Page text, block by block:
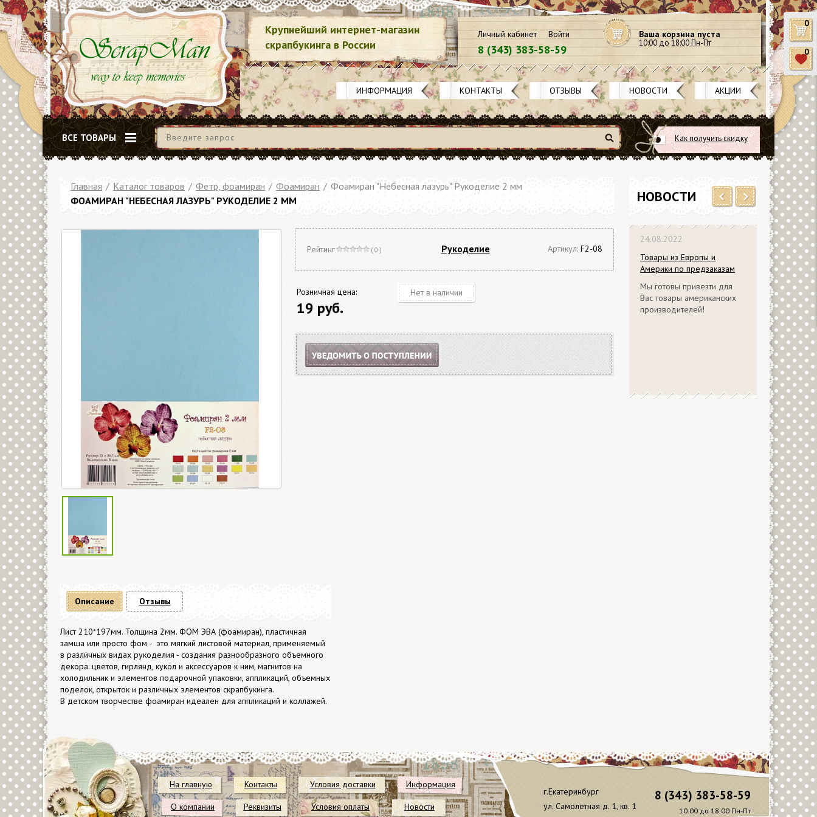
Ваша корзина пуста
10:00 до 18:00 Пн-Пт
Личный кабинет Войти
8 (343) 383-58-59
Крупнейший интернет-магазин
скрапбукинга в России
ИНФОРМАЦИЯ КОНТАКТЫ ОТЗЫВЫ НОВОСТИ АКЦИИ
Как получить скидку
Найти
ВСЕ ТОВАРЫ
НОВОСТИ
24.08.2022
Товары из Европы и
Америки по предзаказам
Мы готовы привезти для
Вас товары американских
производителей!
Главная / Каталог товаров / Фетр, фоамиран / Фоамиран / Фоамиран "Небесная лазурь" Рукоделие 2 мм
ФОАМИРАН "НЕБЕСНАЯ ЛАЗУРЬ" РУКОДЕЛИЕ 2 ММ
Рукоделие
Рейтинг ( 0 ) Артикул: F2-08
Розничная цена:
19 руб.
Нет в наличии
Описание
Лист 210*197мм. Толщина 2мм. ФОМ ЭВА (фоамиран), пластичная
замша или просто фом - это мягкий листовой материал, применяемый
в различных видах рукоделия - создания разнообразного объемного
декора: цветов, гирлянд, кукол и аксессуаров к ним, магнитов на
холодильник и элементов подарочной упаковки, аппликаций, объемных
поделок, открыток и различных элементов скрапбукинга.
В детском творчестве фоамиран идеален для аппликаций и коллажей.
Отзывы
8 (343) 383-58-59
10:00 до 18:00 Пн-Пт
г.Екатеринбург
ул. Самолетная д. 1, кв. 1
На главную Контакты Условия доставки Информация
О компании Реквизиты Условия оплаты Новости
0
0